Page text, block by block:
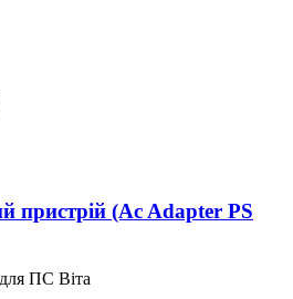
пристрій (Ac Adapter PS
ПС Віта